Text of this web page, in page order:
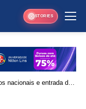
STORIES
nacionais e entrada dos